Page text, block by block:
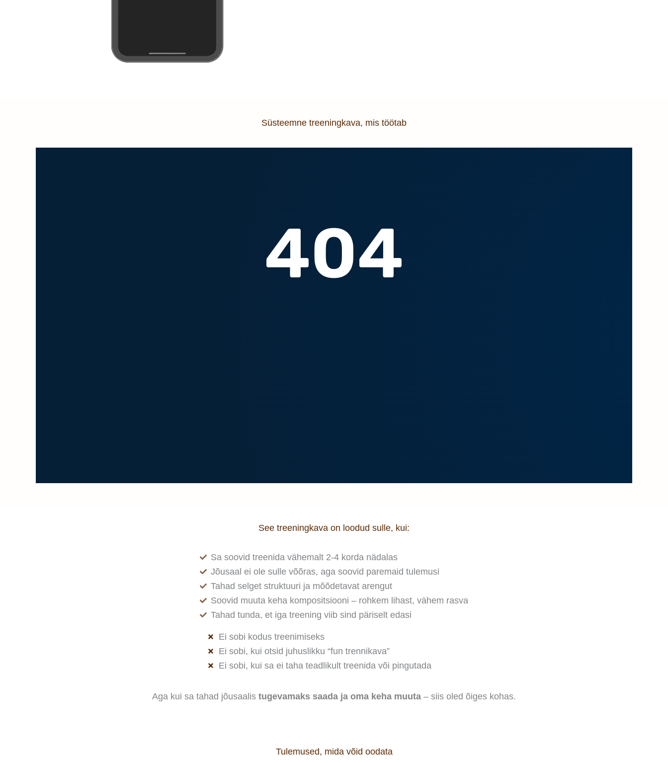
Süsteemne treeningkava, mis töötab
See treeningkava on loodud sulle, kui:
Sa soovid treenida vähemalt 2-4 korda nädalas
Jõusaal ei ole sulle võõras, aga soovid paremaid tulemusi
Tahad selget struktuuri ja mõõdetavat arengut
Soovid muuta keha kompositsiooni – rohkem lihast, vähem rasva
Tahad tunda, et iga treening viib sind päriselt edasi
Ei sobi kodus treenimiseks
Ei sobi, kui otsid juhuslikku “fun trennikava”
Ei sobi, kui sa ei taha teadlikult treenida või pingutada
Aga kui sa tahad jõusaalis tugevamaks saada ja oma keha muuta – siis oled õiges kohas.
Tulemused, mida võid oodata